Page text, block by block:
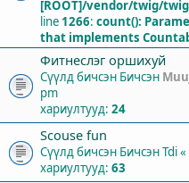
[ROOT]/vendor/twig/
line 1266: count():
that implements
Фитнеслэг оршихуй
Сүүлд бичсэн Бичсэн
pm
хариултууд: 24
Scouse fun
Сүүлд бичсэн БичсэнTdi«
хариултууд: 63